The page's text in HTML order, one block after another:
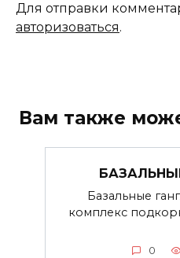
Для отправки
авторизоваться.
Вам также
Базальные
комплекс
0